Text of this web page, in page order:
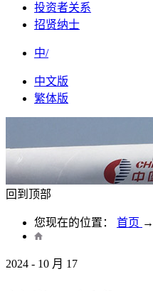
投资者关系
招贤纳士
中/
中文版
繁体版
回到顶部
您现在的位置： 首页 →
2024 - 10 月 17